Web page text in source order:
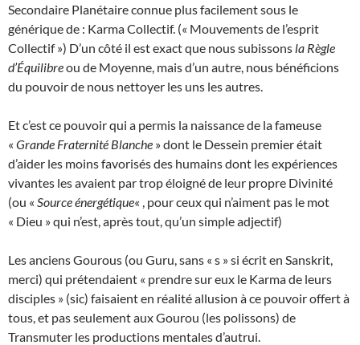
Secondaire Planétaire connue plus facilement sous le
générique de : Karma Collectif. (« Mouvements de l’esprit
Collectif ») D’un côté il est exact que nous subissons la Règle
d’Équilibreou de Moyenne, mais d’un autre, nous bénéficions
du pouvoir de nous nettoyer les uns les autres.
Et c’est ce pouvoir qui a permis la naissance de la fameuse
« Grande Fraternité Blanche » dont le Dessein premier était
d’aider les moins favorisés des humains dont les expériences
vivantes les avaient par trop éloigné de leur propre Divinité
(ou « Source énergétique« , pour ceux qui n’aiment pas le mot
« Dieu » qui n’est, après tout, qu’un simple adjectif)
Les anciens Gourous (ou Guru, sans « s » si écrit en Sanskrit,
merci) qui prétendaient « prendre sur eux le Karma de leurs
disciples » (sic) faisaient en réalité allusion à ce pouvoir offert à
tous, et pas seulement aux Gourou (les polissons) de
Transmuter les productions mentales d’autrui.